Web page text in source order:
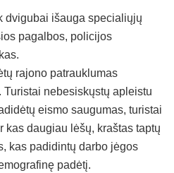
dvigubai išauga specialiųjų
pagalbos, policijos
rajono patrauklumas
nebesiskųstų apleistu
eismo saugumas, turistai
kas daugiau lėšų, kraštas taptų
kas padidintų darbo jėgos
padėtį.